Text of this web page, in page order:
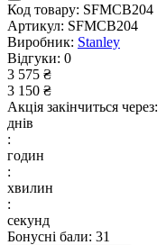
Код товару: SFMCB204
Артикул: SFMCB204
Виробник: Stanley
Відгуки: 0
3 575 ₴
3 150 ₴
Акція закінчиться через:
днів
:
годин
:
хвилин
:
секунд
Бонусні бали: 31